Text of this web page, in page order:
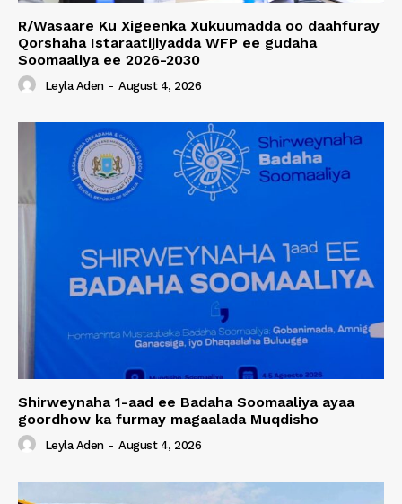
R/Wasaare Ku Xigeenka Xukuumadda oo daahfuray
Qorshaha Istaraatijiyadda WFP ee gudaha
Soomaaliya ee 2026-2030
Leyla Aden - August 4, 2026
Shirweynaha 1-aad ee Badaha Soomaaliya ayaa
goordhow ka furmay magaalada Muqdisho
Leyla Aden - August 4, 2026